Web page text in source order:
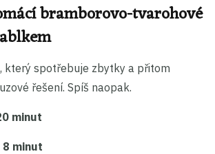
bramborovo-tvarohové
který spotřebuje zbytky a přitom
řešení. Spíš naopak.
minut
8 minut